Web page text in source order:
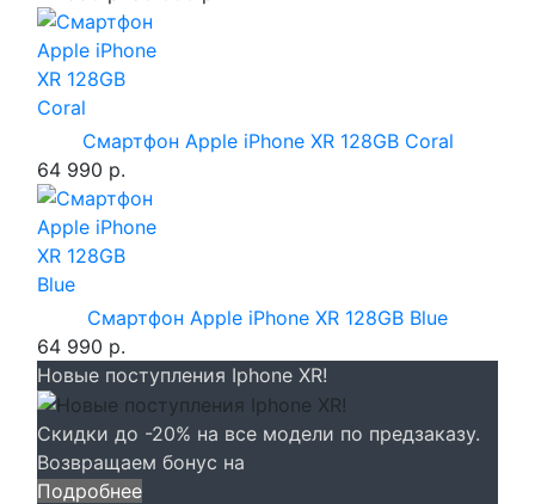
Смартфон Apple iPhone XR 128GB Coral
64 990 р.
Смартфон Apple iPhone XR 128GB Blue
64 990 р.
Новые поступления Iphone XR!
Скидки до -20% на все модели по предзаказу.
Возвращаем бонус на
Подробнее